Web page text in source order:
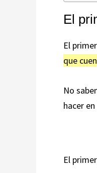
El
El
que
No
hacer
El